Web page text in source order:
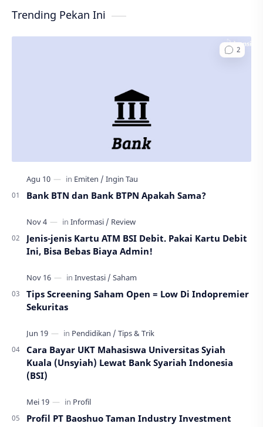
Trending Pekan Ini
Bank BTN dan Bank BTPN Apakah Sama?
Jenis-jenis Kartu ATM BSI Debit. Pakai Kartu Debit
Ini, Bisa Bebas Biaya Admin!
Tips Screening Saham Open = Low Di Indopremier
Sekuritas
Cara Bayar UKT Mahasiswa Universitas Syiah
Kuala (Unsyiah) Lewat Bank Syariah Indonesia
(BSI)
Profil PT Baoshuo Taman Industry Investment